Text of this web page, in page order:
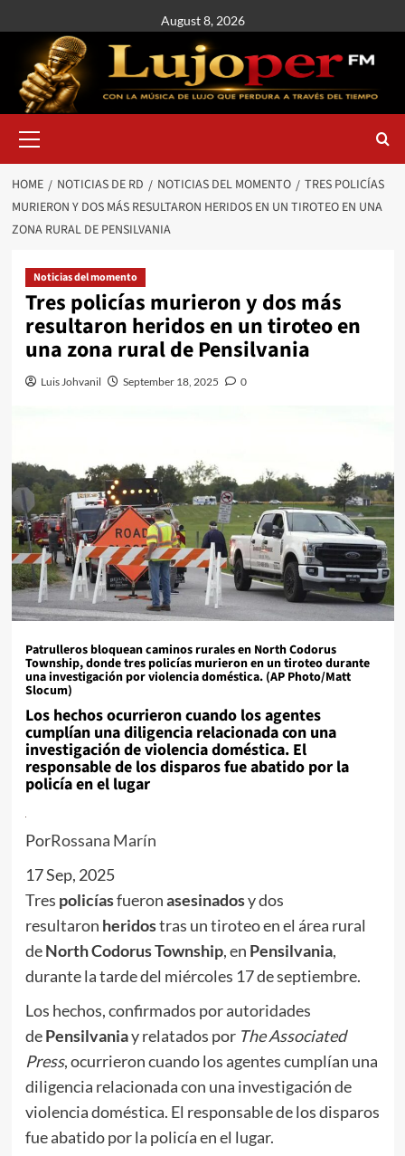
August 8, 2026
HOME NOTICIAS DE RD NOTICIAS DEL MOMENTO
TRES POLICÍAS
MURIERON Y DOS MÁS RESULTARON HERIDOS EN UN TIROTEO EN UNA
ZONA RURAL DE PENSILVANIA
Noticias del momento
Tres policías murieron y dos más
resultaron heridos en un tiroteo en
una zona rural de Pensilvania
Luis Johvanil September 18, 2025 0
Patrulleros bloquean caminos rurales en North Codorus
Township, donde tres policías murieron en un tiroteo durante
una investigación por violencia doméstica. (AP Photo/Matt
Slocum)
Los hechos ocurrieron cuando los agentes
cumplían una diligencia relacionada con una
investigación de violencia doméstica. El
responsable de los disparos fue abatido por la
policía en el lugar
PorRossana Marín
17 Sep, 2025
Tres policíasfueronasesinadosy dos
resultaron heridostras un tiroteo en el área rural
deNorth Codorus Township, en Pensilvania,
durante la tarde del miércoles 17 de septiembre.
Los hechos, confirmados por autoridades
dePensilvaniay relatados por The Associated
Press, ocurrieron cuando los agentes cumplían una
diligencia relacionada con una investigación de
violencia doméstica. El responsable de los disparos
fue abatido por la policía en el lugar.